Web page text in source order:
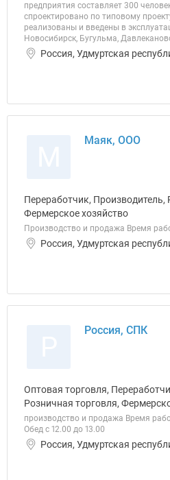
предприятия составляет 300
спроектировано по типовому
реализованы и введены в
Новосибирск, Бугульма,
Россия, Удмуртская
Маяк, ООО
Переработчик, Производитель,
Фермерское хозяйство
Производство и продажа Время
Россия, Удмуртская
Россия, СПК
Оптовая торговля,
Розничная торговля,
производство и продажа Время
Обед с 12.00 до 13.00
Россия, Удмуртская